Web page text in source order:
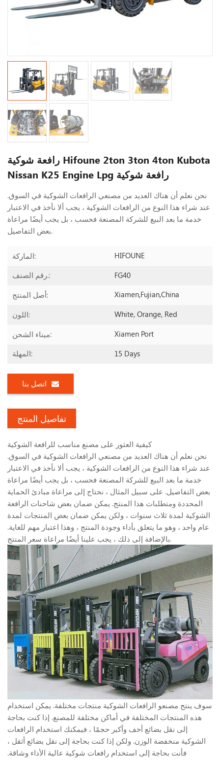
رافعة شوكية Hifoune 2ton 3ton 4ton Kubota
Nissan K25 Engine Lpg رافعة شوكية
نحن نعلم أن هناك العديد من مصنعي الرافعات الشوكية في السوق.
عند شراء هذا النوع من الرافعات الشوكية ، يجب ألا نأخذ في الاعتبار
خدمة ما بعد البيع للشركة المصنعة فحسب ، بل يجب أيضًا مراعاة
بعض التفاصيل.
الماركة: HIFOUNE
رقم الصنف.: FG40
أصل المنتج: Xiamen,Fujian,China
اللون: White, Orange, Red
ميناء الشحن: Xiamen Port
المهلة: 15 Days
اتصل بنا
تفاصيل المنتج
كيفية العثور على مصنع مناسب للرافعة الشوكية
نحن نعلم أن هناك العديد من مصنعي الرافعات الشوكية في السوق.
عند شراء هذا النوع من الرافعات الشوكية ، يجب ألا نأخذ في الاعتبار
خدمة ما بعد البيع للشركة المصنعة فحسب ، بل يجب أيضًا مراعاة
بعض التفاصيل. على سبيل المثال ، نحتاج إلى مراعاة مبادئ الحماية
المحددة ومتطلبات هذا المنتج. يمكن ضمان بعض شاحنات الرافعة
الشوكية لمدة ثلاث سنوات ، ولكن يمكن ضمان بعض المنتجات لمدة
عام واحد ، وهو ما يتعلق بأداء وجودة المنتج ، وهذا اعتبار مهم للغاية.
بالإضافة إلى ذلك ، يجب علينا أيضًا مراعاة سعر المنتج.
سوف ينتج مصنعو الرافعات الشوكية منتجات مختلفة. يمكن استخدام
هذه المنتجات المختلفة في أماكن مختلفة للمصنع. إذا كنت بحاجة
إلى نقل بضائع أخف وأكبر حجمًا ، فيمكنك استخدام الرافعات
الشوكية منخفضة الوزن. ولكن إذا كنت بحاجة إلى نقل بضائع أثقل ،
فأنت بحاجة إلى استخدام رافعات شوكية عالية الأداء وشاقة.